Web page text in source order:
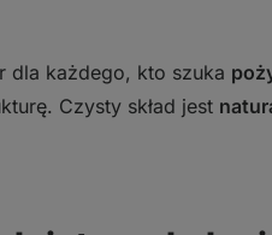
dla każdego, kto szuka
Czysty skład jest